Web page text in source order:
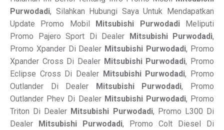
Purwodadi, Silahkan Hubungi Saya Untuk Mendapatkan
Update Promo Mobil Mitsubishi PurwodadiMeliputi
Promo Pajero Sport Di Dealer Mitsubishi Purwodadi,
Promo Xpander Di Dealer Mitsubishi Purwodadi, Promo
Xpander Cross Di Dealer Mitsubishi Purwodadi, Promo
Eclipse Cross Di Dealer Mitsubishi Purwodadi, Promo
Outlander Di Dealer Mitsubishi Purwodadi, Promo
Outlander Phev Di Dealer Mitsubishi Purwodadi, Promo
Triton Di Dealer Mitsubishi Purwodadi, Promo L300 Di
Dealer Mitsubishi Purwodadi, Promo Colt Diesel Di